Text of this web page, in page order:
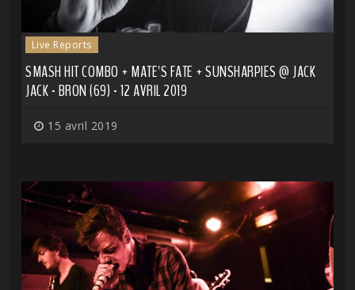
Live Reports
SMASH HIT COMBO + MATE'S FATE + SUNSHARPIES @ JACK
JACK - BRON (69) - 12 AVRIL 2019
15 avril 2019